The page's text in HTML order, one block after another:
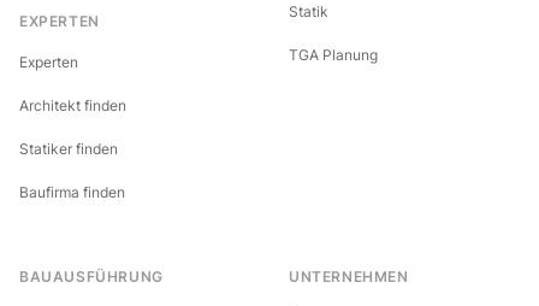
EXPERTEN
Experten
Architekt finden
Statiker finden
Baufirma finden
Statik
TGA Planung
BAUAUSFÜHRUNG UNTERNEHMEN